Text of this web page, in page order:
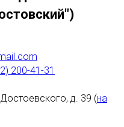
200-41-31
д. 39 (на